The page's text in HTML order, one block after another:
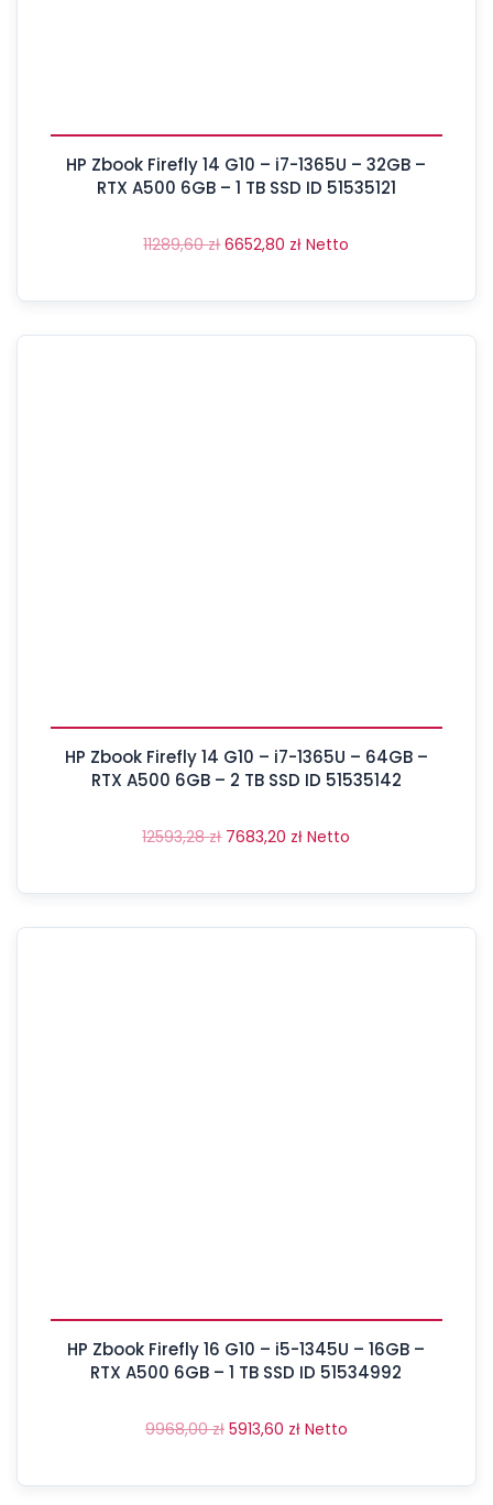
HP Zbook Firefly 14 G10 – i7-1365U – 32GB –
RTX A500 6GB – 1 TB SSD ID 51535121
11289,60zł 6652,80 zł Netto
HP Zbook Firefly 14 G10 – i7-1365U – 64GB –
RTX A500 6GB – 2 TB SSD ID 51535142
12593,28zł 7683,20 zł Netto
HP Zbook Firefly 16 G10 – i5-1345U – 16GB –
RTX A500 6GB – 1 TB SSD ID 51534992
9968,00zł 5913,60 zł Netto